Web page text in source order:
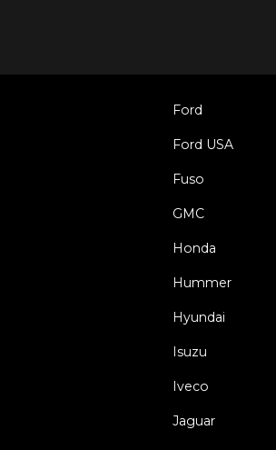
Ford
Ford USA
Fuso
GMC
Honda
Hummer
Hyundai
Isuzu
Iveco
Jaguar